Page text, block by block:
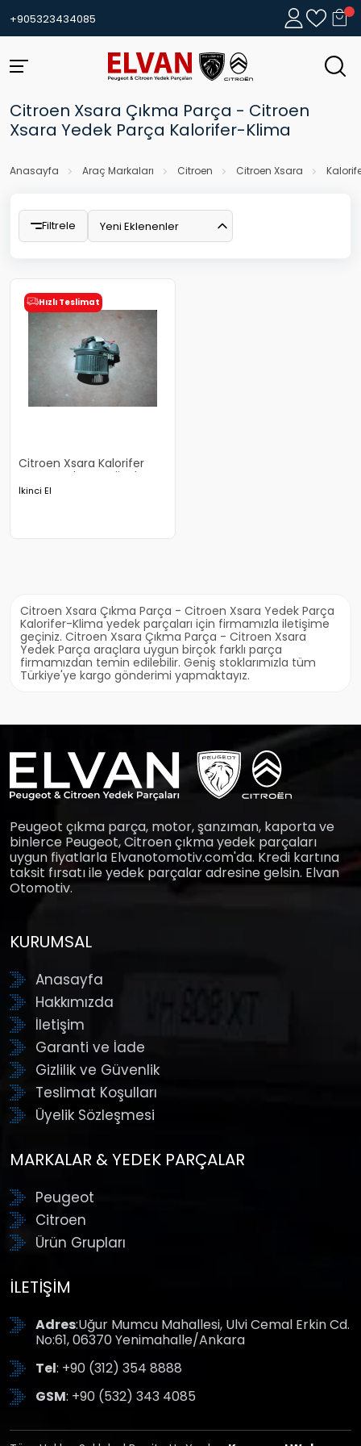
+905323434085
Citroen Xsara Çıkma Parça - Citroen
Xsara Yedek Parça Kalorifer-Klima
Anasayfa Araç Markaları Citroen Citroen Xsara
Filtrele Yeni Eklenenler
Hızlı Teslimat
Citroen Xsara Kalorifer
Motoru Çıkma Orjinal
İkinci El
Citroen Xsara Çıkma Parça - Citroen Xsara Yedek Parça
Kalorifer-Klima yedek parçaları için firmamızla iletişime
geçiniz. Citroen Xsara Çıkma Parça - Citroen Xsara
Yedek Parça araçlara uygun birçok farklı parça
firmamızdan temin edilebilir. Geniş stoklarımızla tüm
Türkiye'ye kargo gönderimi yapmaktayız.
Peugeot çıkma parça, motor, şanzıman, kaporta ve
binlerce Peugeot, Citroen çıkma yedek parçaları
uygun fiyatlarla Elvanotomotiv.com'da. Kredi kartına
taksit fırsatı ile yedek parçalar adresine gelsin. Elvan
Otomotiv.
KURUMSAL
Anasayfa
Hakkımızda
İletişim
Garanti ve İade
Gizlilik ve Güvenlik
Teslimat Koşulları
Üyelik Sözleşmesi
MARKALAR & YEDEK PARÇALAR
Peugeot
Citroen
Ürün Grupları
İLETIŞIM
Adres:Uğur Mumcu Mahallesi, Ulvi Cemal Erkin Cd.
No:61, 06370 Yenimahalle/Ankara
Tel: +90 (312) 354 8888
GSM: +90 (532) 343 4085